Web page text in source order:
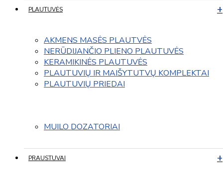
PLAUTUVĖS
AKMENS MASĖS PLAUTVĖS
NERŪDIJANČIO PLIENO PLAUTUVĖS
KERAMIKINĖS PLAUTUVĖS
PLAUTUVIŲ IR MAIŠYTUTVŲ KOMPLEKTAI
PLAUTUVIŲ PRIEDAI
MUILO DOZATORIAI
PRAUSTUVAI